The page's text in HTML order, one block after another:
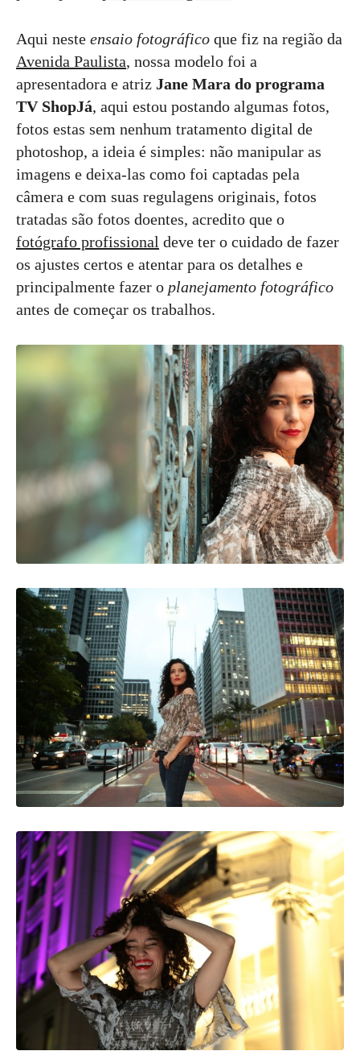
Aqui neste ensaio fotográfico que fiz na região da
Avenida Paulista, nossa modelo foi a
apresentadora e atriz Jane Mara do programa
TV ShopJá, aqui estou postando algumas fotos,
fotos estas sem nenhum tratamento digital de
photoshop, a ideia é simples: não manipular as
imagens e deixa-las como foi captadas pela
câmera e com suas regulagens originais, fotos
tratadas são fotos doentes, acredito que o
fotógrafo profissional deve ter o cuidado de fazer
os ajustes certos e atentar para os detalhes e
principalmente fazer o planejamento fotográfico
antes de começar os trabalhos.